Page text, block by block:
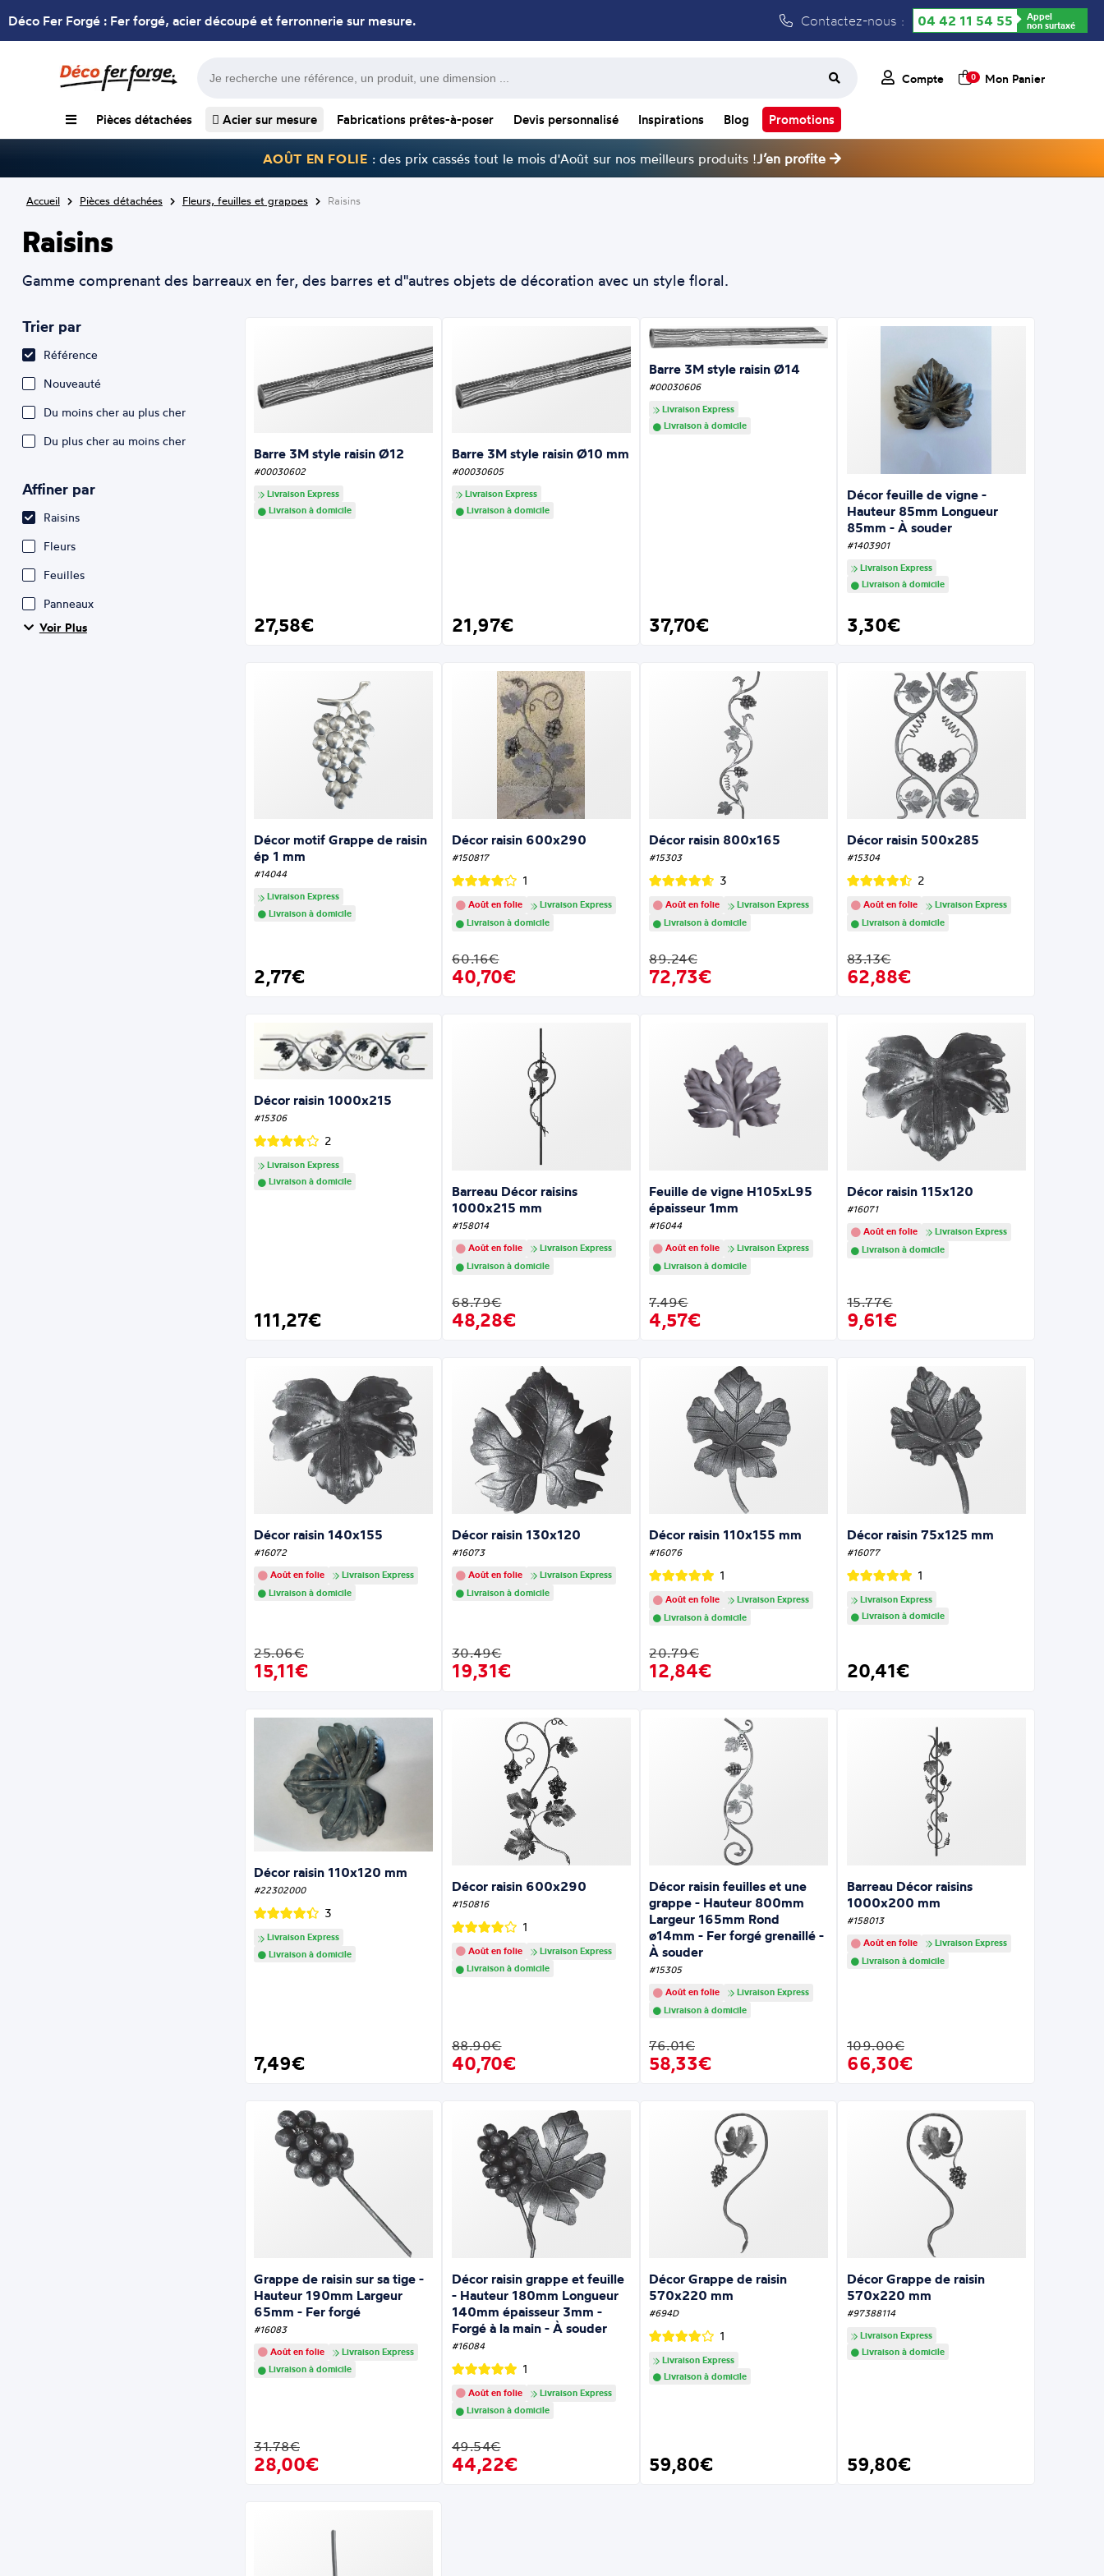
Déco Fer Forgé : Fer forgé, acier découpé et ferronnerie sur mesure. Contactez-nous : 04 42 11 54 55 Appel
non surtaxé
Compte 0 Mon Panier
Pièces détachées Acier sur mesure Fabrications prêtes-à-poser Devis personnalisé Inspirations Blog Promotions
AOÛT EN FOLIE : des prix cassés tout le mois d'Août sur nos meilleurs produits !J’en profite
Accueil Pièces détachées Fleurs, feuilles et grappes Raisins
Raisins
Gamme comprenant des barreaux en fer, des barres et d''autres objets de décoration avec un style floral.
Trier par
Référence
Nouveauté
Du moins cher au plus cher
Du plus cher au moins cher
Affiner par
Raisins
Fleurs
Feuilles
Panneaux
Voir Plus
Barre 3M style raisin Ø12
#00030602
Livraison Express
Livraison à domicile
27,58€
Barre 3M style raisin Ø10 mm
#00030605
Livraison Express
Livraison à domicile
21,97€
Barre 3M style raisin Ø14
#00030606
Livraison Express
Livraison à domicile
37,70€
Décor feuille de vigne -
Hauteur 85mm Longueur
85mm - À souder
#1403901
Livraison Express
Livraison à domicile
3,30€
Décor motif Grappe de raisin
ép 1 mm
#14044
Livraison Express
Livraison à domicile
2,77€
Décor raisin 600x290
#150817
1
Août en folie
Livraison Express
Livraison à domicile
60.16€
40,70€
Décor raisin 800x165
#15303
3
Août en folie
Livraison Express
Livraison à domicile
89.24€
72,73€
Décor raisin 500x285
#15304
2
Août en folie
Livraison Express
Livraison à domicile
83.13€
62,88€
Décor raisin 1000x215
#15306
2
Livraison Express
Livraison à domicile
111,27€
Barreau Décor raisins
1000x215 mm
#158014
Août en folie
Livraison Express
Livraison à domicile
68.79€
48,28€
Feuille de vigne H105xL95
épaisseur 1mm
#16044
Août en folie
Livraison Express
Livraison à domicile
7.49€
4,57€
Décor raisin 115x120
#16071
Août en folie
Livraison Express
Livraison à domicile
15.77€
9,61€
Décor raisin 140x155
#16072
Août en folie
Livraison Express
Livraison à domicile
25.06€
15,11€
Décor raisin 130x120
#16073
Août en folie
Livraison Express
Livraison à domicile
30.49€
19,31€
Décor raisin 110x155 mm
#16076
1
Août en folie
Livraison Express
Livraison à domicile
20.79€
12,84€
Décor raisin 75x125 mm
#16077
1
Livraison Express
Livraison à domicile
20,41€
Décor raisin 110x120 mm
#22302000
3
Livraison Express
Livraison à domicile
7,49€
Décor raisin 600x290
#150816
1
Août en folie
Livraison Express
Livraison à domicile
88.90€
40,70€
Décor raisin feuilles et une
grappe - Hauteur 800mm
Largeur 165mm Rond
ø14mm - Fer forgé grenaillé -
À souder
#15305
Août en folie
Livraison Express
Livraison à domicile
76.01€
58,33€
Barreau Décor raisins
1000x200 mm
#158013
Août en folie
Livraison Express
Livraison à domicile
109.00€
66,30€
Grappe de raisin sur sa tige -
Hauteur 190mm Largeur
65mm - Fer forgé
#16083
Août en folie
Livraison Express
Livraison à domicile
31.78€
28,00€
Décor raisin grappe et feuille
- Hauteur 180mm Longueur
140mm épaisseur 3mm -
Forgé à la main - À souder
#16084
1
Août en folie
Livraison Express
Livraison à domicile
49.54€
44,22€
Décor Grappe de raisin
570x220 mm
#694D
1
Livraison Express
Livraison à domicile
59,80€
Décor Grappe de raisin
570x220 mm
#97388114
Livraison Express
Livraison à domicile
59,80€